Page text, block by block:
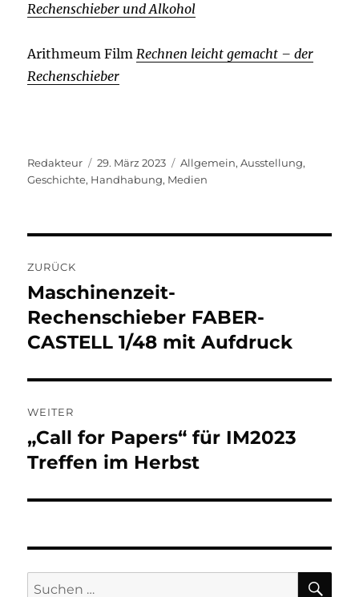
Rechenschieber und Alkohol
Arithmeum FilmRechnen leicht gemacht – der
Rechenschieber
Autor
Redakteur
Veröffentlicht
am
29. März 2023 Kategorien
Allgemein,Ausstellung,
Geschichte, Handhabung, Medien
ZURÜCK
Vorheriger
Beitrag:
Maschinenzeit-
Rechenschieber FABER-
CASTELL 1/48 mit Aufdruck
WEITER
Nächster
Beitrag:
„Call for Papers“ für IM2023
Treffen im Herbst
Suchen